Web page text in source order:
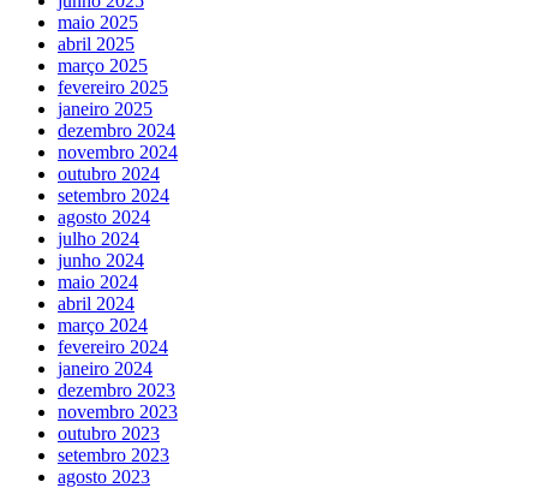
maio 2025
abril 2025
março 2025
fevereiro 2025
janeiro 2025
dezembro 2024
novembro 2024
outubro 2024
setembro 2024
agosto 2024
julho 2024
junho 2024
maio 2024
abril 2024
março 2024
fevereiro 2024
janeiro 2024
dezembro 2023
novembro 2023
outubro 2023
setembro 2023
agosto 2023